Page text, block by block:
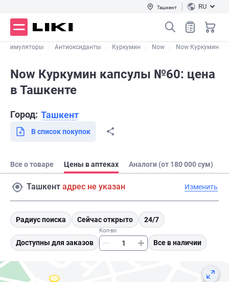
Ташкент RU
Антиоксиданты Куркумин Now Now Куркумин
Now Куркумин капсулы №60: цена
в Ташкенте
Город: Ташкент
В список покупок
Все о товаре Цены в аптеках Аналоги (от 180 000 сум)
Ташкент адрес не указан Изменить
Радиус поиска Сейчас открыто 24/7
Доступны для заказов
Кол-во
Все в наличии